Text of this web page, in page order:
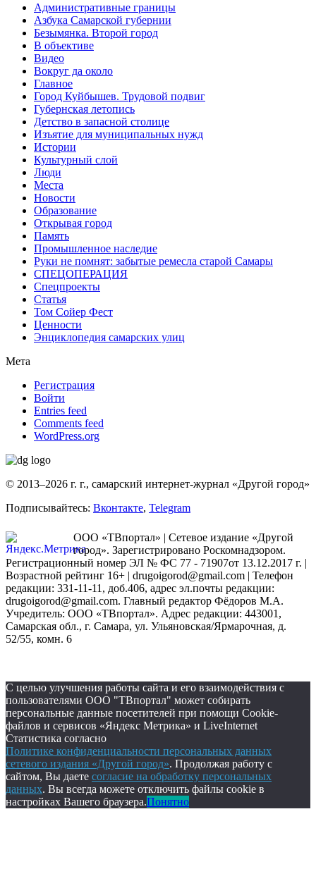
Административные границы
Азбука Самарской губернии
Безымянка. Второй город
В объективе
Видео
Вокруг да около
Главное
Город Куйбышев. Трудовой подвиг
Губернская летопись
Детство в запасной столице
Изъятие для муниципальных нужд
Истории
Культурный слой
Люди
Места
Новости
Образование
Открывая город
Память
Промышленное наследие
Руки не помнят: забытые ремесла старой Самары
СПЕЦОПЕРАЦИЯ
Спецпроекты
Статья
Том Сойер Фест
Ценности
Энциклопедия самарских улиц
Мета
Регистрация
Войти
Entries feed
Comments feed
WordPress.org
© 2013–2026 г. г., самарский интернет-журнал «Другой город»
Подписывайтесь: Вконтакте, Telegram
ООО «ТВпортал» | Сетевое издание «Другой
город». Зарегистрировано Роскомнадзором.
Регистрационный номер ЭЛ № ФС 77 - 71907от 13.12.2017 г. |
Возрастной рейтинг 16+ | drugoigorod@gmail.com | Телефон
редакции: 331-11-11, доб.406, адрес эл.почты редакции:
drugoigorod@gmail.com. Главный редактор Фёдоров М.А.
Учредитель: ООО «ТВпортал». Адрес редакции: 443001,
Самарская обл., г. Самара, ул. Ульяновская/Ярмарочная, д.
52/55, комн. 6
С целью улучшения работы сайта и его взаимодействия с
пользователями ООО "ТВпортал" может собирать
персональные данные посетителей при помощи Cookie-
файлов и сервисов «Яндекс Метрика» и LiveInternet
Статистика согласно
Политике конфиденциальности персональных данных
сетевого издания «Другой город». Продолжая работу с
сайтом, Вы даете согласие на обработку персональных
данных. Вы всегда можете отключить файлы cookie в
настройках Вашего браузера.Понятно